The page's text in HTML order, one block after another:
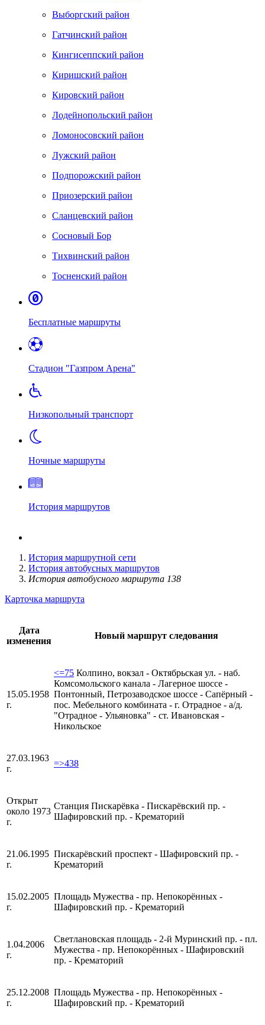
Выборгский район
Гатчинский район
Кингисеппский район
Киришский район
Кировский район
Лодейнопольский район
Ломоносовский район
Лужский район
Подпорожский район
Приозерский район
Сланцевский район
Сосновый Бор
Тихвинский район
Тосненский район
Бесплатные маршруты
Стадион "Газпром Арена"
Низкопольный транспорт
Ночные маршруты
История маршрутов
История маршрутной сети
История автобусных маршрутов
История автобусного маршрута 138
Карточка маршрута
Дата
изменения
Новый маршрут следования
15.05.1958
г.
<=75 Колпино, вокзал - Октябрьская ул. - наб.
Комсомольского канала - Лагерное шоссе -
Понтонный, Петрозаводское шоссе - Сапёрный -
пос. Мебельного комбината - г. Отрадное - а/д.
"Отрадное - Ульяновка" - ст. Ивановская -
Никольское
27.03.1963
г.
=>438
Открыт
около 1973
г.
Станция Пискарёвка - Пискарёвский пр. -
Шафировский пр. - Крематорий
21.06.1995
г.
Пискарёвский проспект - Шафировский пр. -
Крематорий
15.02.2005
г.
Площадь Мужества - пр. Непокорённых -
Шафировский пр. - Крематорий
1.04.2006
г.
Светлановская площадь - 2-й Муринский пр. - пл.
Мужества - пр. Непокорённых - Шафировский
пр. - Крематорий
25.12.2008
г.
Площадь Мужества - пр. Непокорённых -
Шафировский пр. - Крематорий